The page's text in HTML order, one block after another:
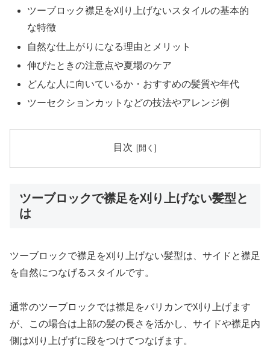
ツーブロック襟足を刈り上げないスタイルの基本的
な特徴
自然な仕上がりになる理由とメリット
伸びたときの注意点や夏場のケア
どんな人に向いているか・おすすめの髪質や年代
ツーセクションカットなどの技法やアレンジ例
目次
ツーブロックで襟足を刈り上げない髪型と
は
ツーブロックで襟足を刈り上げない髪型は、サイドと襟足
を自然につなげるスタイルです。
通常のツーブロックでは襟足をバリカンで刈り上げます
が、この場合は上部の髪の長さを活かし、サイドや襟足内
側は刈り上げずに段をつけてつなげます。